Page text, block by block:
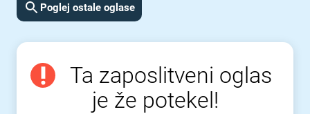
Poglej ostale oglase
Ta zaposlitveni oglas
je že potekel!